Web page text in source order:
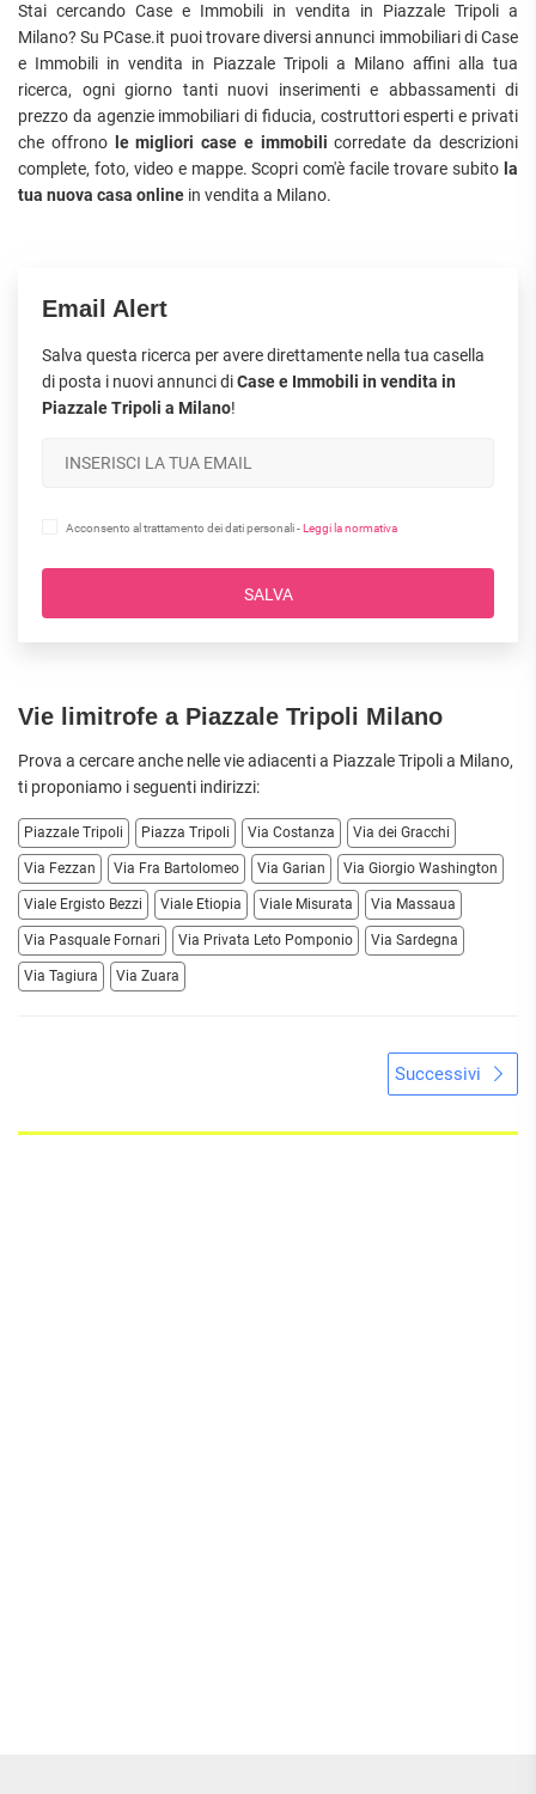
Stai cercando Case e Immobili in vendita in Piazzale Tripoli a
Milano? Su PCase.it puoi trovare diversi annunci immobiliari di Case
e Immobili in vendita in Piazzale Tripoli a Milano affini alla tua
ricerca, ogni giorno tanti nuovi inserimenti e abbassamenti di
prezzo da agenzie immobiliari di fiducia, costruttori esperti e privati
che offronole migliori case e immobili corredate da descrizioni
complete, foto, video e mappe. Scopri com'è facile trovare subito la
tua nuova casa online in vendita a Milano.
Email Alert
Salva questa ricerca per avere direttamente nella tua casella
di posta i nuovi annunci diCase e Immobili in vendita in
Piazzale Tripoli a Milano!
Acconsento al trattamento dei dati personali - Leggi la normativa
SALVA
Vie limitrofe a Piazzale Tripoli Milano
Prova a cercare anche nelle vie adiacenti a Piazzale Tripoli a Milano,
ti proponiamo i seguenti indirizzi:
Piazzale Tripoli Piazza Tripoli Via Costanza Via dei Gracchi
Via Fezzan Via Fra Bartolomeo Via Garian Via Giorgio Washington
Viale Ergisto Bezzi Viale Etiopia Viale Misurata Via Massaua
Via Pasquale Fornari Via Privata Leto Pomponio Via Sardegna
Via Tagiura Via Zuara
Successivi